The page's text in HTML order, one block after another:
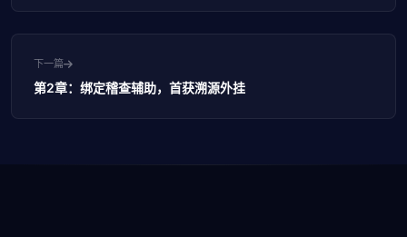
下一篇
第2章：绑定稽查辅助，首获溯源外挂